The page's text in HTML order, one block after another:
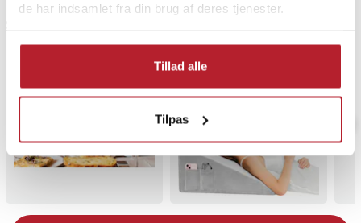
de har indsamlet fra din brug af deres tjenester.
Tillad alle
Tilpas
Sidst besøgt